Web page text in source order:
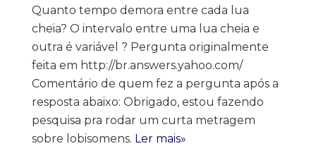
Quanto tempo demora entre cada lua
cheia? O intervalo entre uma lua cheia e
outra é variável ? Pergunta originalmente
feita em http://br.answers.yahoo.com/
Comentário de quem fez a pergunta após a
resposta abaixo: Obrigado, estou fazendo
pesquisa pra rodar um curta metragem
sobre lobisomens. Ler mais»